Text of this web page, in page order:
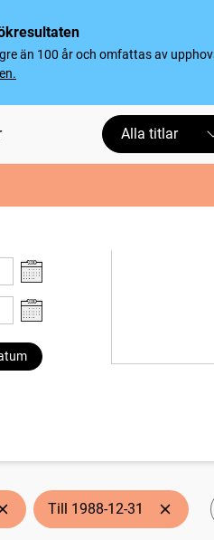
än 100 år och omfattas av
Alla titlar
Till 1988-12-31